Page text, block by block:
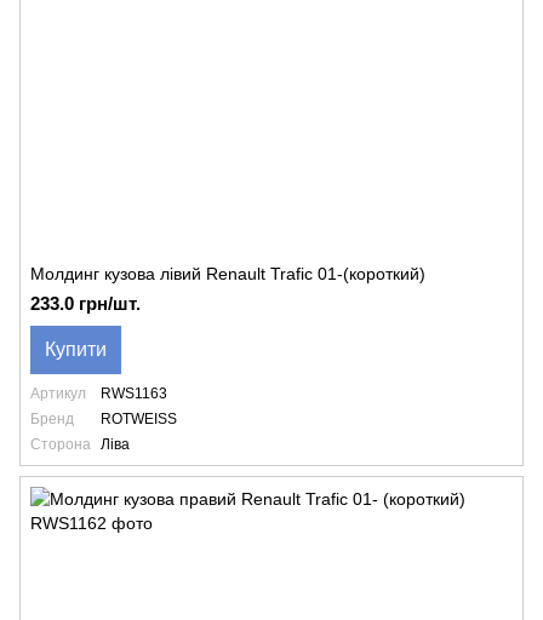
Молдинг кузова лівий Renault Trafic 01-(короткий)
233.0 грн/шт.
Купити
Артикул
RWS1163
Бренд
ROTWEISS
Сторона Ліва